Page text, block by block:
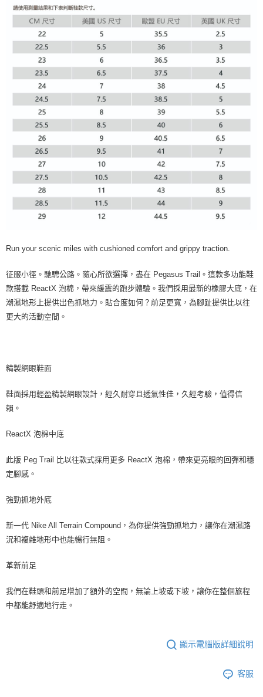
Run your scenic miles with cushioned comfort and grippy traction.
征服小徑。馳騁公路。隨心所欲選擇，盡在 Pegasus Trail。這款多功能鞋
款搭載 ReactX 泡棉，帶來緩震的跑步體驗。我們採用最新的橡膠大底，在
潮濕地形上提供出色抓地力。貼合度如何？前足更寬，為腳趾提供比以往
更大的活動空間。
精製網眼鞋面
鞋面採用輕盈精製網眼設計，經久耐穿且透氣性佳，久經考驗，值得信
賴。
ReactX 泡棉中底
此版 Peg Trail 比以往款式採用更多 ReactX 泡棉，帶來更亮眼的回彈和穩
定腳感。
強勁抓地外底
新一代 Nike All Terrain Compound，為你提供強勁抓地力，讓你在潮濕路
況和複雜地形中也能暢行無阻。
革新前足
我們在鞋頭和前足增加了額外的空間，無論上坡或下坡，讓你在整個旅程
中都能舒適地行走。
顯示電腦版詳細說明
客服